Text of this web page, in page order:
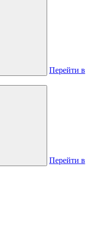
Перейти в
Перейти в